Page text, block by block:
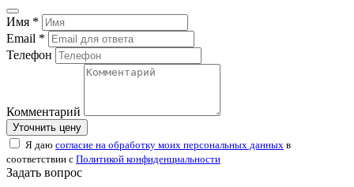
Имя *
Email *
Телефон
Комментарий
Уточнить цену
Я даю согласие на обработку моих персональных данных в
соответствии с Политикой конфиденциальности
Задать вопрос